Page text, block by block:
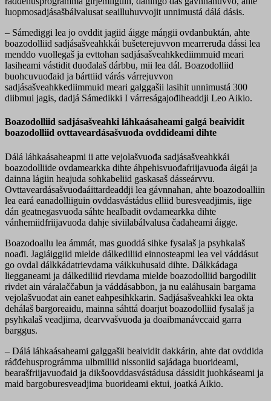
luopmosadjásašbálvalusat seailluhuvvojit unnimustá dálá dásis.
– Sámediggi lea jo ovddit jagiid áigge máŋgii ovdanbuktán, ahte
boazodolliid sadjásašveahkkái bušeterejuvvon mearreruđa dássi lea
menddo vuollegaš ja evttohan sadjásašveahkkediimmuid meari
lasiheami vástidit duođalaš dárbbu, mii lea dál. Boazodolliid
buohcuvuođaid ja bárttiid várás várrejuvvon
sadjásašveahkkediimmuid meari galggašii lasihit unnimustá 300
diibmui jagis, dadjá Sámedikki I várreságajođiheaddji Leo Aikio.
Boazodolliid sadjásašveahki láhkaásaheami galgá beaividit
boazodolliid ovttaveardásašvuođa ovddideami dihte
Dálá láhkaásaheapmi ii atte vejolašvuođa sadjásašveahkkái
boazodolliide ovdamearkka dihte áhpehisvuođafriijavuođa áigái ja
dainna lágiin heajuda sohkabeliid gaskasaš dásseárvvu.
Ovttaveardásašvuođaáittardeaddji lea gávnnahan, ahte boazodoalliin
lea eará eanadolliiguin ovddasvástádus elliid buresveadjimis, iige
dán geatnegasvuođa sáhte healbadit ovdamearkka dihte
vánhemiidfriijavuođa dahje siviilabálvalusa čađaheami áigge.
Boazodoallu lea ámmát, mas guoddá sihke fysalaš ja psyhkalaš
noađi. Jagiáiggiid mielde dálkediliid einnosteapmi lea vel váddásut
go ovdal dálkkádatrievdama váikkuhusaid dihte. Dálkkádaga
liegganeami ja dálkediliid rievdama mielde boazodolliid bargodilit
rivdet ain váralaččabun ja váddásabbon, ja nu ealáhusain bargama
vejolašvuođat ain eanet eahpesihkkarin. Sadjásašveahkki lea okta
dehálaš bargoreaidu, mainna sáhttá doarjut boazodolliid fysalaš ja
psyhkalaš veadjima, dearvvašvuođa ja doaibmanávccaid garra
barggus.
– Dálá láhkaásaheami galggašii beaividit dakkárin, ahte dat ovddida
ráđđehusprográmma ulbmiliid nissoniid sajádaga buorideami,
bearašfriijavuođaid ja dikšoovddasvástádusa dássidit juohkáseami ja
maid bargoburesveadjima buorideami ektui, joatká Aikio.